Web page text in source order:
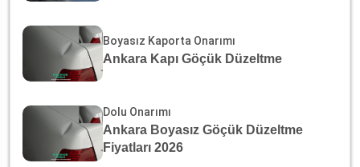
Boyasız Kaporta Onarımı
Ankara Kapı Göçük Düzeltme
Dolu Onarımı
Ankara Boyasız Göçük Düzeltme
Fiyatları 2026